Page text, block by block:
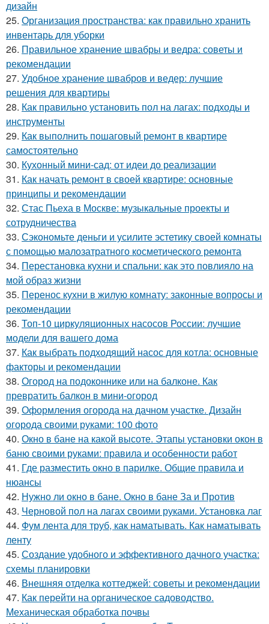
дизайн
25. Организация пространства: как правильно хранить
инвентарь для уборки
26. Правильное хранение швабры и ведра: советы и
рекомендации
27. Удобное хранение швабров и ведер: лучшие
решения для квартиры
28. Как правильно установить пол на лагах: подходы и
инструменты
29. Как выполнить пошаговый ремонт в квартире
самостоятельно
30. Кухонный мини-сад: от идеи до реализации
31. Как начать ремонт в своей квартире: основные
принципы и рекомендации
32. Стас Пьеха в Москве: музыкальные проекты и
сотрудничества
33. Сэкономьте деньги и усилите эстетику своей комнаты
с помощью малозатратного косметического ремонта
34. Перестановка кухни и спальни: как это повлияло на
мой образ жизни
35. Перенос кухни в жилую комнату: законные вопросы и
рекомендации
36. Топ-10 циркуляционных насосов России: лучшие
модели для вашего дома
37. Как выбрать подходящий насос для котла: основные
факторы и рекомендации
38. Огород на подоконнике или на балконе. Как
превратить балкон в мини-огород
39. Оформления огорода на дачном участке. Дизайн
огорода своими руками: 100 фото
40. Окно в бане на какой высоте. Этапы установки окон в
баню своими руками: правила и особенности работ
41. Где разместить окно в парилке. Общие правила и
нюансы
42. Нужно ли окно в бане. Окно в бане За и Против
43. Черновой пол на лагах своими руками. Установка лаг
44. Фум лента для труб, как наматывать. Как наматывать
ленту
45. Создание удобного и эффективного дачного участка:
схемы планировки
46. Внешняя отделка коттеджей: советы и рекомендации
47. Как перейти на органическое садоводство.
Механическая обработка почвы